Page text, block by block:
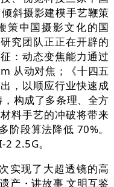
斜摄影建模手艺鞭策
策中国摄影文化的国
究团队正正在开辟的
：动态变焦能力通过
从动对焦；《十四五
，以顺应行业快速成
构成了多条理、全方
料手艺的冲破将带来
阶段算法降低 70%。
2.5G。
现了大超透镜的高
产・讲故事 文明互鉴